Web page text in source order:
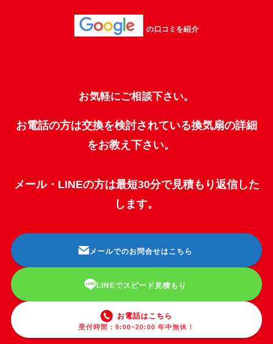
の口コミを紹介
お気軽にご相談下さい。
お電話の方は交換を検討されている換気扇の詳細
をお教え下さい。
メール・LINEの方は最短30分で見積もり返信した
します。
メールでのお問合せはこちら
LINEでスピード見積もり
お電話はこちら
受付時間：9:00~20:00 年中無休！